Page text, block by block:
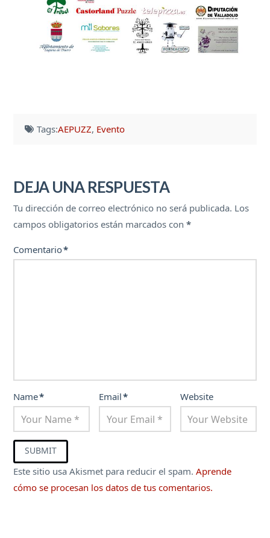
Tags:AEPUZZ, Evento
DEJA UNA RESPUESTA
Tu dirección de correo electrónico no será publicada. Los
campos obligatorios están marcados con*
Comentario*
Name* Email* Website
Este sitio usa Akismet para reducir el spam.Aprende
cómo se procesan los datos de tus comentarios.